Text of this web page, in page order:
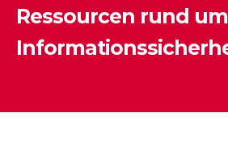
Ressourcen rund um